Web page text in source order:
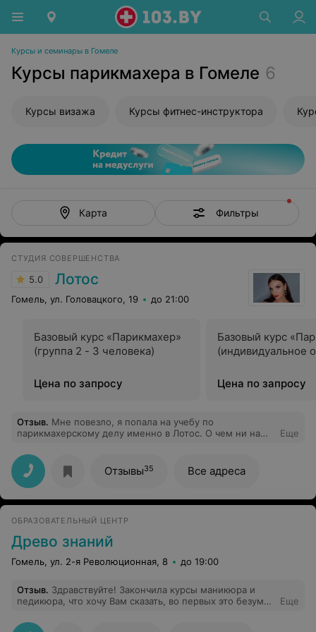
Курсы и семинары в Гомеле
Курсы парикмахера в Гомеле 6
Курсы визажа Курсы фитнес-инструктора
Карта Фильтры
СТУДИЯ СОВЕРШЕНСТВА
5.0 Лотос
Гомель, ул. Головацкого, 19 до 21:00
Базовый курс «Парикмахер»
(группа 2 - 3 человека)
Цена по запросу
Базовый курс
(индивидуальное
Цена по запросу
Отзыв. Мне повезло, я попала на учебу по
парикмахерскому делу именно в Лотос. О чем ни на
Подача информации настолько интересная и ясная, что
не остается никаких вопросов. Очень много практики.
Администратор Людмила всегда обеспечивала нас
моделями, за что ей большое отдельное спасибо. Я
всем осталась довольна! И коллективом этих курсов и
и даже!! помощи в трудоустройстве. Вы лучшие! Всё на
высшем уровне! Всем советую эту прекрасную
организацию!!
Еще
Отзывы35 Все адреса
ОБРАЗОВАТЕЛЬНЫЙ ЦЕНТР
Древо знаний
Гомель, ул. 2-я Революционная, 8 до 19:00
Отзыв. Здравствуйте! Закончила курсы маникюра и
педикюра, что хочу Вам сказать, во первых это безумно
девушек, полезное занятие. У меня остались только
Еще